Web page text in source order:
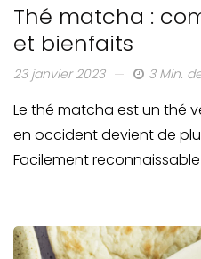
Thé matcha :
et bienfaits
23 janvier 2023 3 Min.
Le thé matcha est un thé
en occident devient de
Facilement